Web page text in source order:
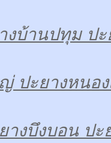
งบ้านปทุม ป
ปะยางหนอ
างบึงบอน ป